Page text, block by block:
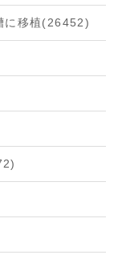
に移植(26452)